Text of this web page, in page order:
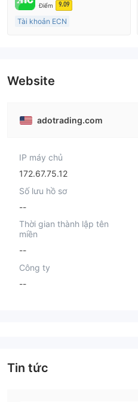
MT4 Chính thức
Điểm 9.09
Tài khoản ECN
MT4 Chính thức
Website
adotrading.com
IP máy chủ
172.67.75.12
Số lưu hồ sơ
--
Thời gian thành lập tên
miền
--
Công ty
--
Tin tức